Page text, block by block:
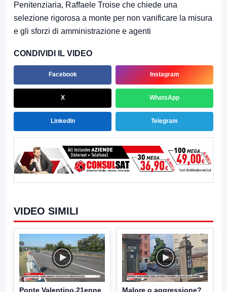
Penitenziaria, Raffaele Troise che chiede una
selezione rigorosa a monte per non vanificare la misura
e gli sforzi di amministrazione e agenti
CONDIVIDI IL VIDEO
Facebook Instagram
X WhatsApp
LinkedIn Telegram
VIDEO SIMILI
Ponte Valentino,21enne
Malore o aggressione?